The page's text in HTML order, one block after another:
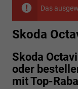
Das
Skoda
Skoda
oder
mit Top-